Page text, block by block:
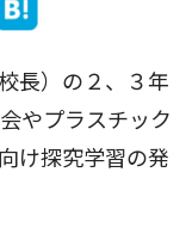
長）の２、３年
やプラスチック
け探究学習の発